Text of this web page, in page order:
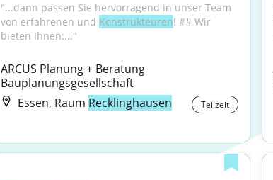
"...dann passen Sie hervorragend in unser Team
von erfahrenen und Konstrukteuren! ## Wir
bieten Ihnen:..."
ARCUS Planung + Beratung
Bauplanungsgesellschaft
Essen, Raum Recklinghausen Teilzeit